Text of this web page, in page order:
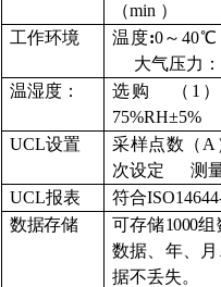
（min ）
工作环境
温度:0～40℃
大气压力：
温湿度：
选购 （1
75%RH±5%
UCL设置
采样点数（A
次设定 测量
UCL报表
符合
数据存储
可存储1000组
数据、年、
据不丢失。